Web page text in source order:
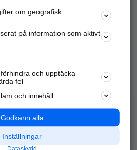
Kom igång och annonsera mot
samarbetspartners nära dig.
Populära sökningar
Annonsera
Integritet
Nödnummer
om geografisk
på information som aktivt
och upptäcka
fel
och innehåll
Godkänn alla
Inställningar
Dataskydd